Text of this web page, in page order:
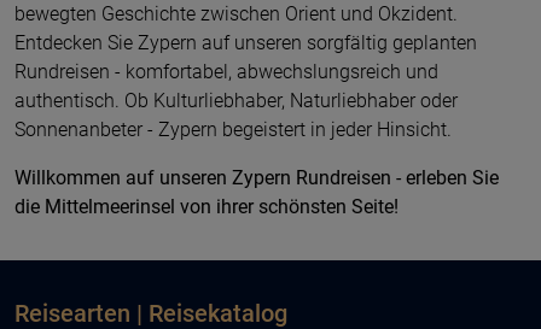
bewegten Geschichte zwischen Orient und Okzident.
Entdecken Sie Zypern auf unseren sorgfältig geplanten
Rundreisen - komfortabel, abwechslungsreich und
authentisch. Ob Kulturliebhaber, Naturliebhaber oder
Sonnenanbeter - Zypern begeistert in jeder Hinsicht.
Willkommen auf unseren Zypern Rundreisen - erleben Sie
die Mittelmeerinsel von ihrer schönsten Seite!
Reisearten | Reisekatalog